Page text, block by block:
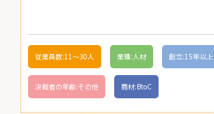
従業員数:11〜30人 業種:人材 創立:15年以上
決裁者の年齢:その他 商材:BtoC